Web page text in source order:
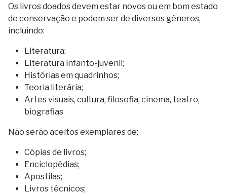
Os livros doados devem estar novos ou em bom estado
de conservação e podem ser de diversos gêneros,
incluindo:
Literatura;
Literatura infanto-juvenil;
Histórias em quadrinhos;
Teoria literária;
Artes visuais, cultura, filosofia, cinema, teatro,
biografias
Não serão aceitos exemplares de:
Cópias de livros;
Enciclopédias;
Apostilas;
Livros técnicos;